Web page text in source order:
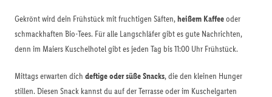
Gekrönt wird dein Frühstück mit fruchtigen Säften,heißem Kaffeeoder
schmackhaften Bio-Tees. Für alle Langschläfer gibt es gute Nachrichten,
denn im Maiers Kuschelhotel gibt es jeden Tag bis 11:00 Uhr Frühstück.
Mittags erwarten dich deftige oder süße Snacks, die den kleinen Hunger
stillen. Diesen Snack kannst du auf der Terrasse oder im Kuschelgarten